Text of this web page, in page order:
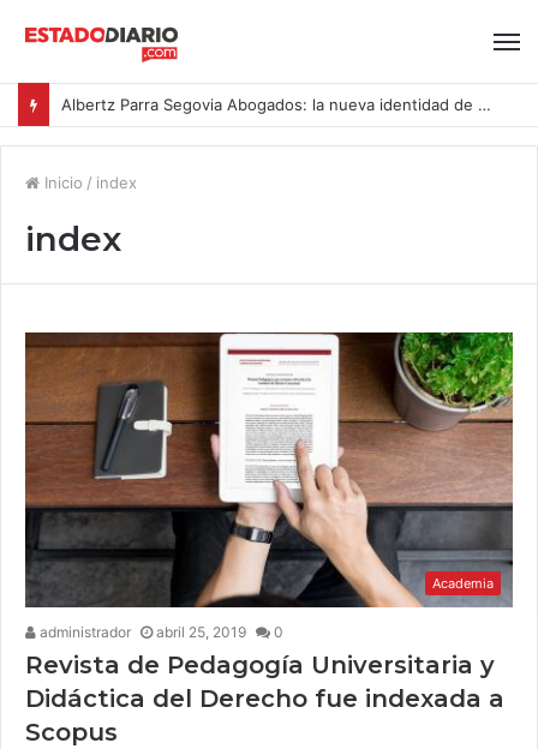
Albertz Parra Segovia Abogados: la nueva identidad de Segovia Consulting
Inicio / index
index
Academia
administrador abril 25, 2019 0
Revista de Pedagogía Universitaria y
Didáctica del Derecho fue indexada a
Scopus